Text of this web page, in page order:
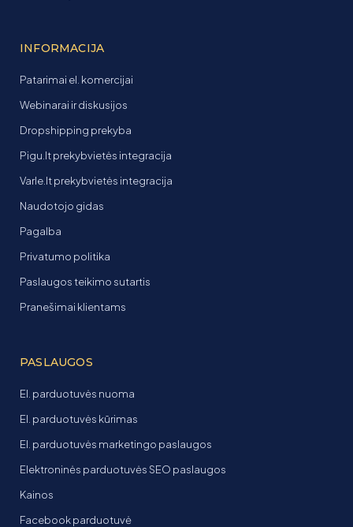
INFORMACIJA
Patarimai el. komercijai
Webinarai ir diskusijos
Dropshipping prekyba
Pigu.lt prekybvietės integracija
Varle.lt prekybvietės integracija
Naudotojo gidas
Pagalba
Privatumo politika
Paslaugos teikimo sutartis
Pranešimai klientams
PASLAUGOS
El. parduotuvės nuoma
El. parduotuvės kūrimas
El. parduotuvės marketingo paslaugos
Elektroninės parduotuvės SEO paslaugos
Kainos
Facebook parduotuvė